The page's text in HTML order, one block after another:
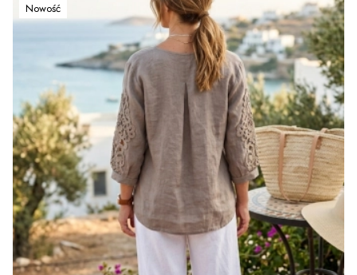
Nowość